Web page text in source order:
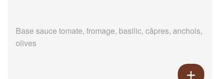
Base sauce tomate, fromage, basilic, câpres, anchois,
olives